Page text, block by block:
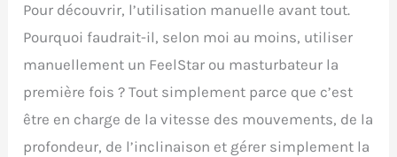
Pour découvrir, l’utilisation manuelle avant tout.
Pourquoi faudrait-il, selon moi au moins, utiliser
manuellement un FeelStar ou masturbateur la
première fois ? Tout simplement parce que c’est
être en charge de la vitesse des mouvements, de la
profondeur, de l’inclinaison et gérer simplement la